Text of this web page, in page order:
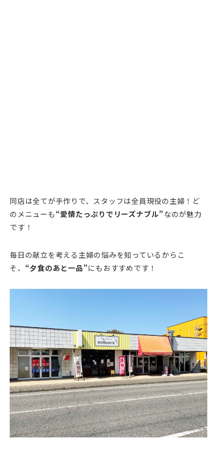
同店は全てが手作りで、スタッフは全員現役の主婦！ど
のメニューも“愛情たっぷりでリーズナブル”なのが魅力
です！
毎日の献立を考える主婦の悩みを知っているからこ
そ、 “夕食のあと一品”にもおすすめです！